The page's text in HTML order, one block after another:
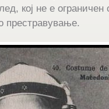
кој не е
престравување.